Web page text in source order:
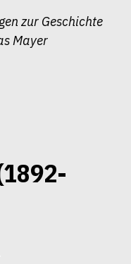
zur Geschichte
Mayer